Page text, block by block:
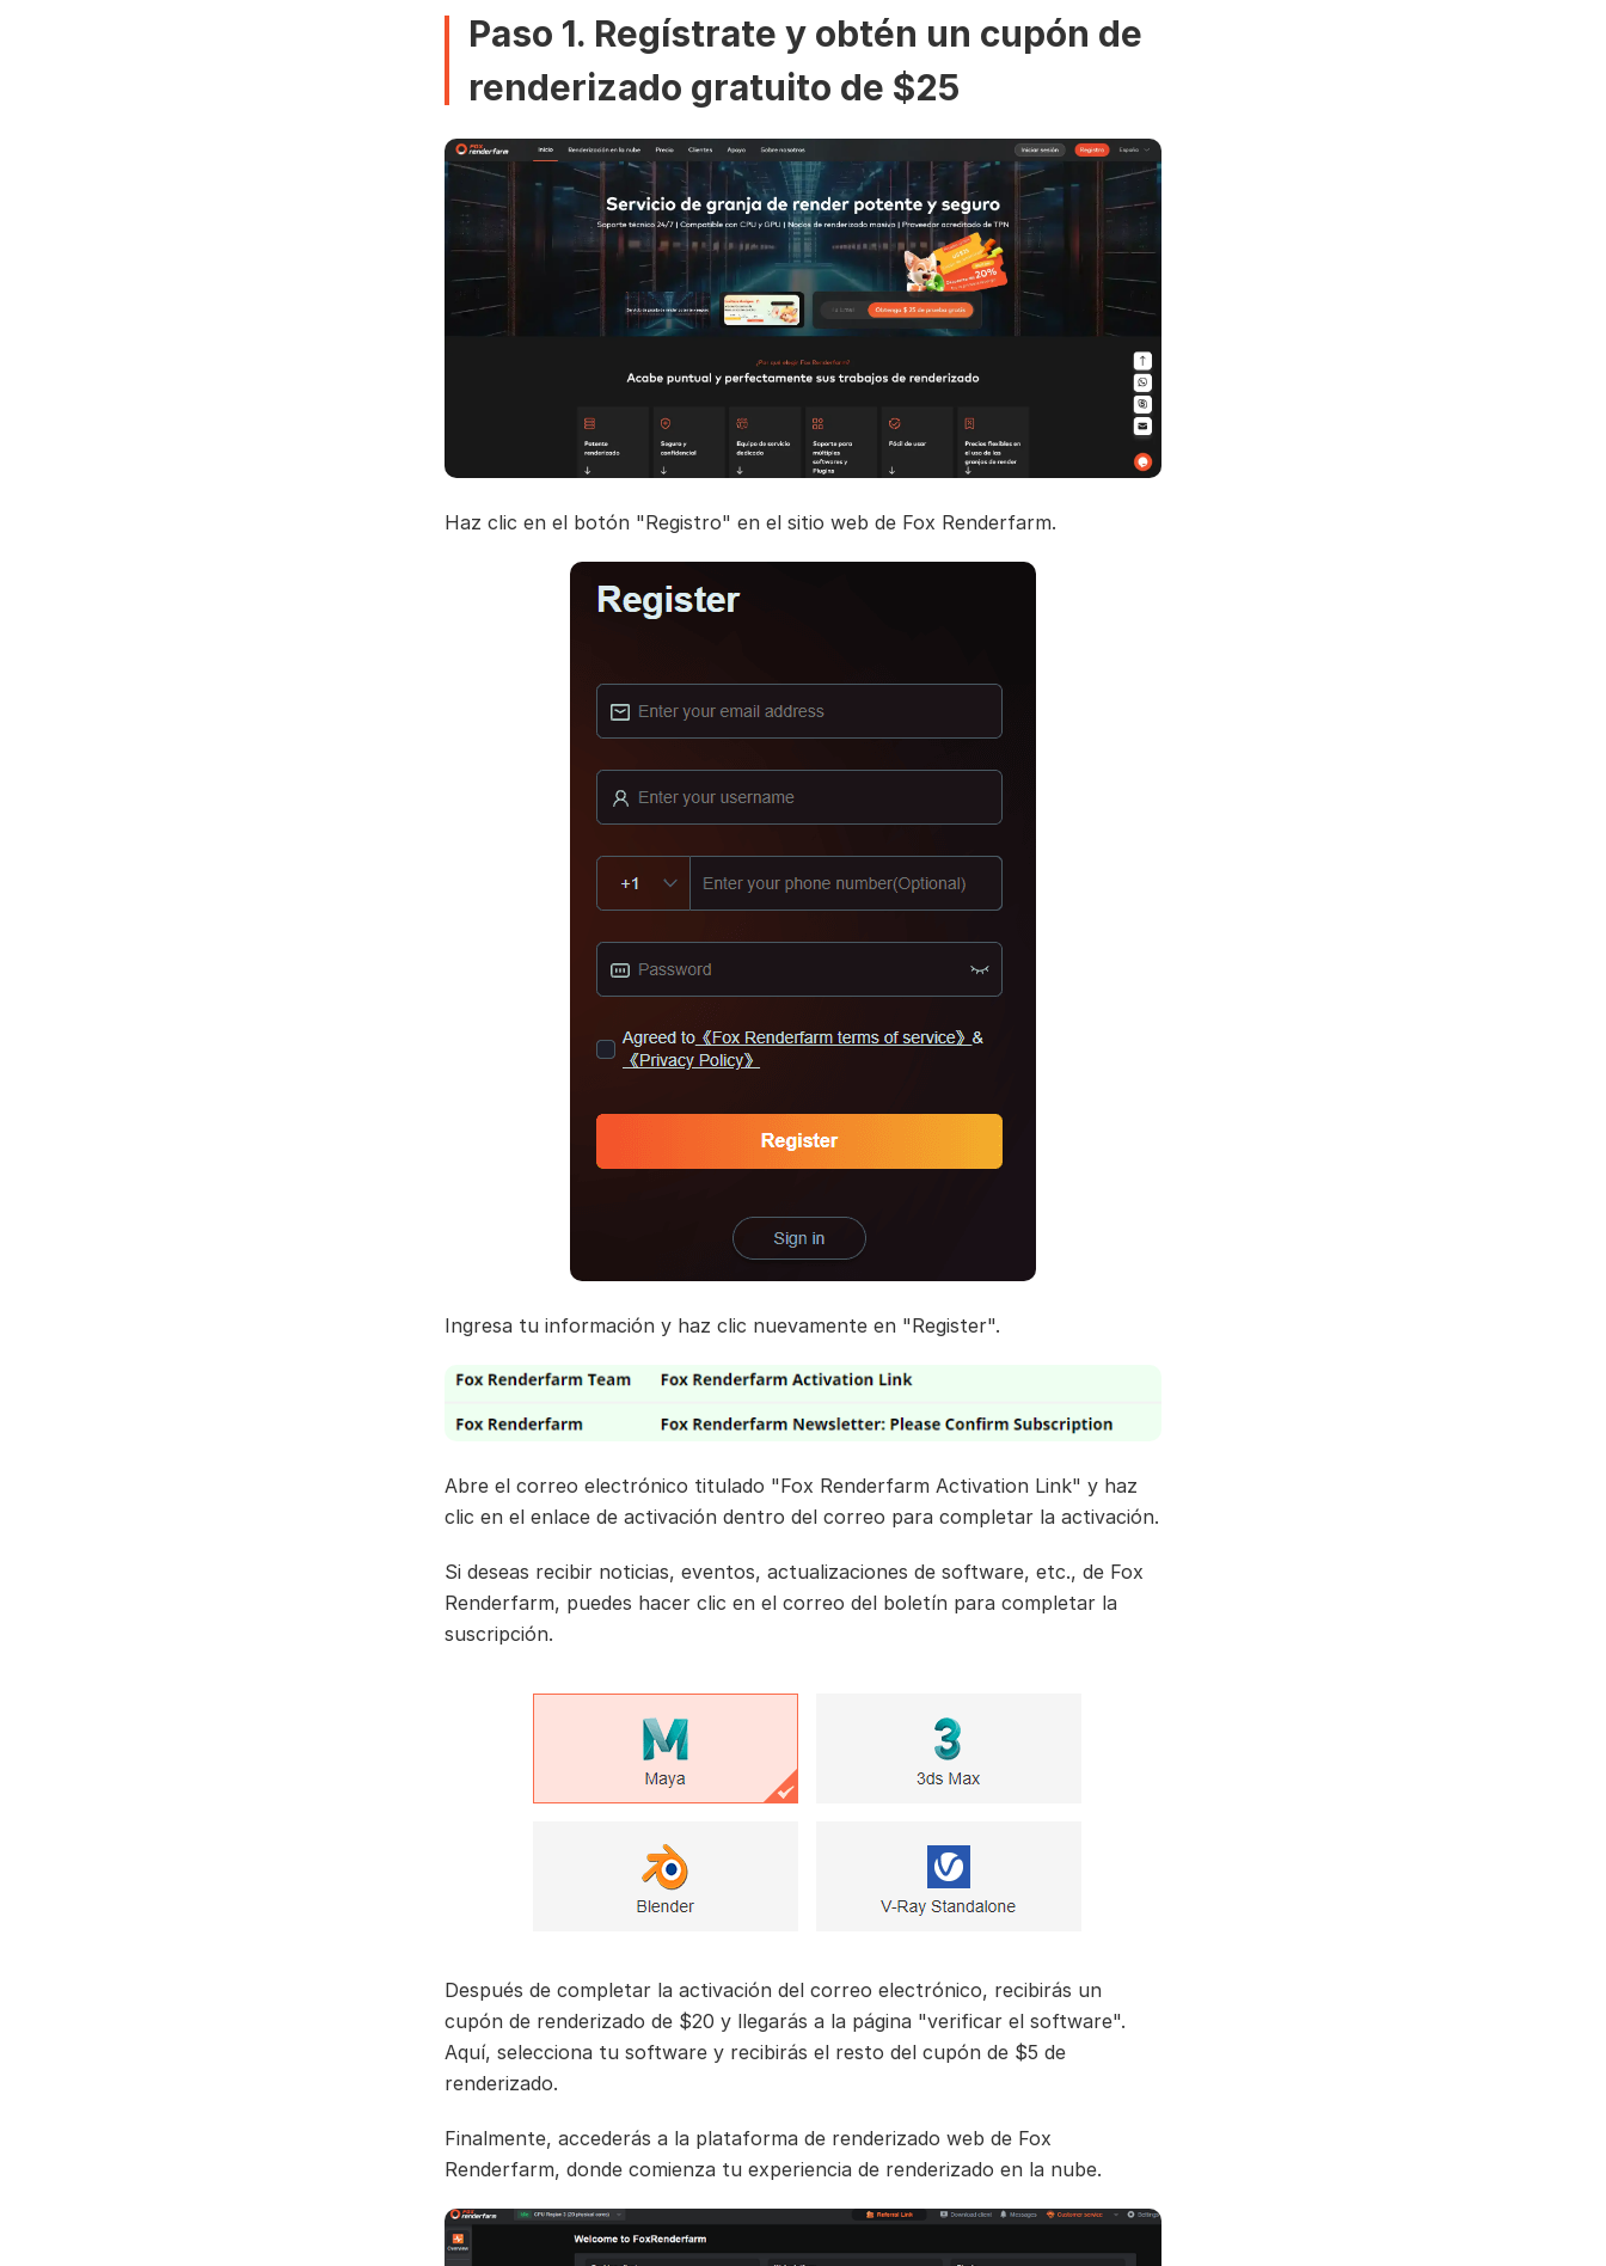
Paso 1. Regístrate y obtén un cupón de
renderizado gratuito de $25
Haz clic en el botón "Registro" en el sitio web de Fox Renderfarm.
Ingresa tu información y haz clic nuevamente en "Register".
Abre el correo electrónico titulado "Fox Renderfarm Activation Link" y haz
clic en el enlace de activación dentro del correo para completar la activación.
Si deseas recibir noticias, eventos, actualizaciones de software, etc., de Fox
Renderfarm, puedes hacer clic en el correo del boletín para completar la
suscripción.
Después de completar la activación del correo electrónico, recibirás un
cupón de renderizado de $20 y llegarás a la página "verificar el software".
Aquí, selecciona tu software y recibirás el resto del cupón de $5 de
renderizado.
Finalmente, accederás a la plataforma de renderizado web de Fox
Renderfarm, donde comienza tu experiencia de renderizado en la nube.